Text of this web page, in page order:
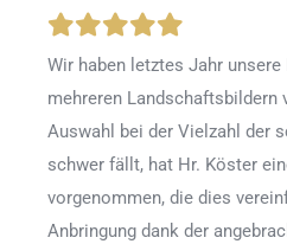
Wir haben letztes Jahr
mehreren Landschaftsbildern
Auswahl bei der Vielzahl der
schwer fällt, hat Hr. Köster
vorgenommen, die dies
Anbringung dank der